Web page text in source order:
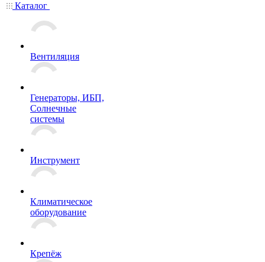
Каталог
Вентиляция
Генераторы, ИБП,
Солнечные
системы
Инструмент
Климатическое
оборудование
Крепёж